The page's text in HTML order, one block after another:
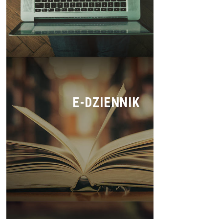
E-DZIENNIK